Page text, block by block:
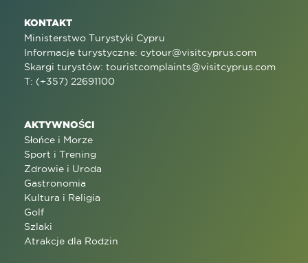
KONTAKT
Ministerstwo Turystyki Cypru
Informacje turystyczne: cytour@visitcyprus.com
Skargi turystów: touristcomplaints@visitcyprus.com
T: (+357) 22691100
AKTYWNOŚCI
Słońce i Morze
Sport i Trening
Zdrowie i Uroda
Gastronomia
Kultura i Religia
Golf
Szlaki
Atrakcje dla Rodzin